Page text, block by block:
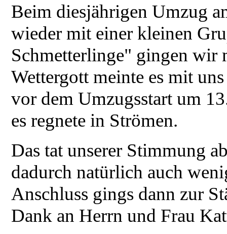
Beim diesjährigen Umzug
wieder mit einer kleinen
Schmetterlinge" gingen wir
Wettergott meinte es mit
vor dem Umzugsstart um
es regnete in Strömen.
Das tat unserer Stimmung
dadurch natürlich auch
Anschluss gings dann zur
Dank an Herrn und Frau